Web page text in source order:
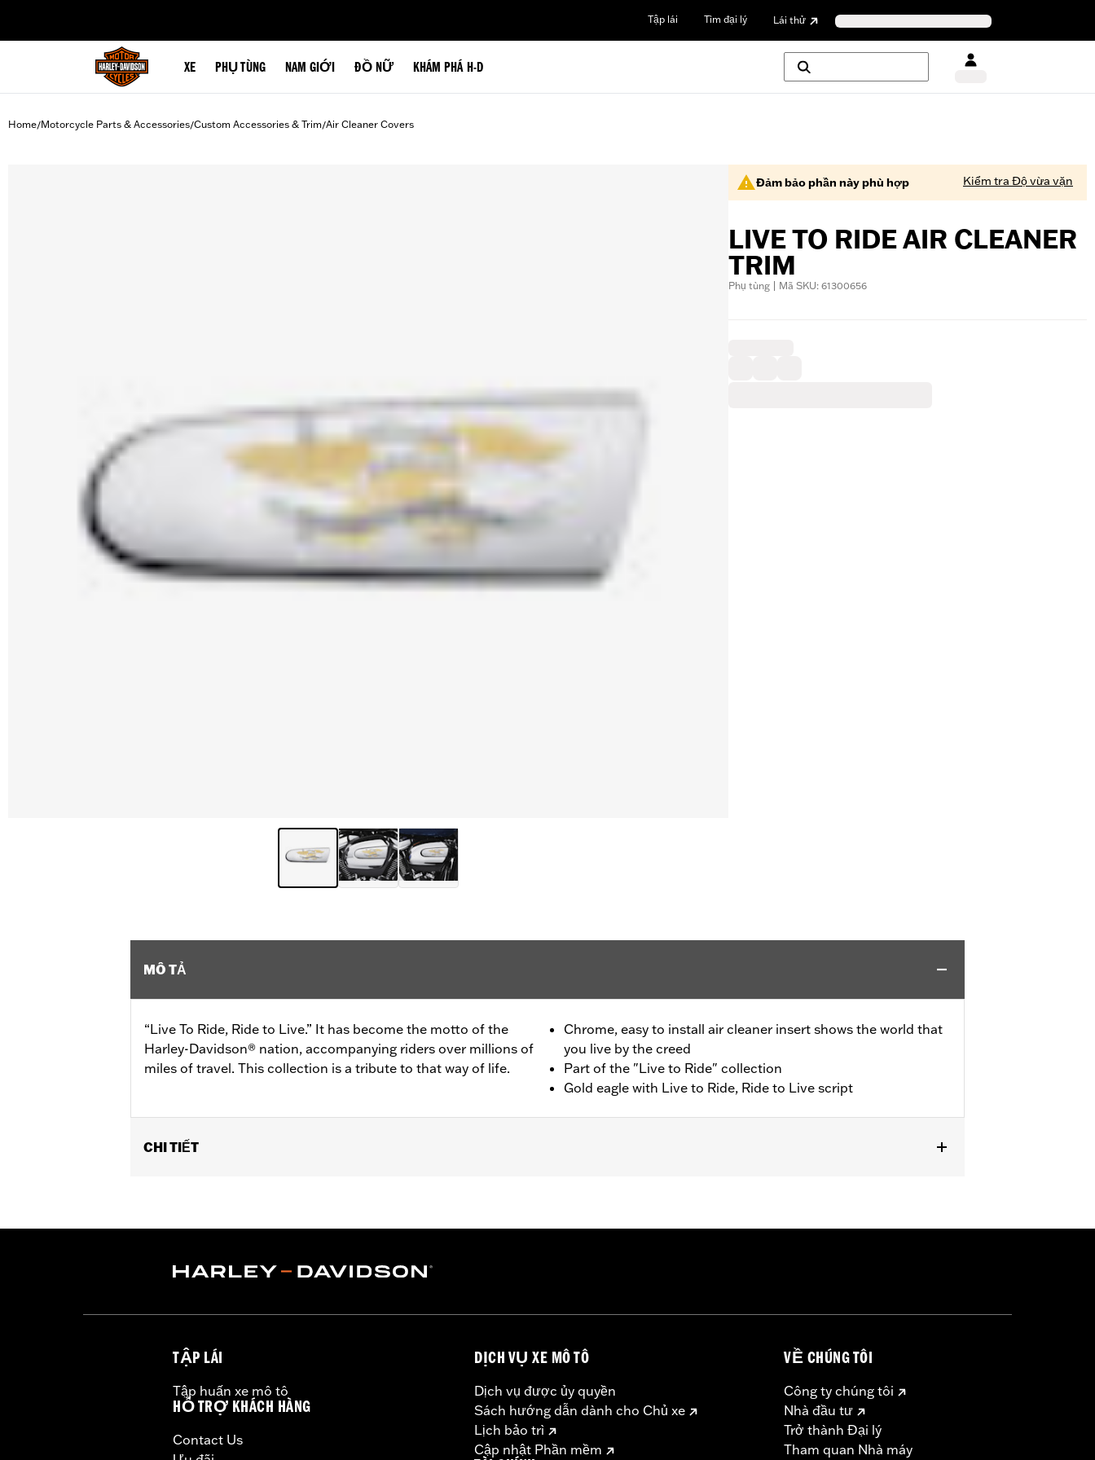
Tập lái Tìm đại lý Lái thử
XE PHỤ TÙNG NAM GIỚI ĐỒ NỮ KHÁM PHÁ H-D
Home/Motorcycle Parts & Accessories/Custom Accessories & Trim/Air Cleaner Covers
Đảm bảo phần này phù hợp Kiểm tra Độ vừa vặn
LIVE TO RIDE AIR CLEANER
TRIM
Phụ tùng | Mã SKU: 61300656
MÔ TẢ
“Live To Ride, Ride to Live.” It has become the motto of the
Harley-Davidson® nation, accompanying riders over millions of
miles of travel. This collection is a tribute to that way of life.
Chrome, easy to install air cleaner insert shows the world that
you live by the creed
Part of the "Live to Ride" collection
Gold eagle with Live to Ride, Ride to Live script
CHI TIẾT
Installation Instructions
Sold In Units:Each
TẬP LÁI
Tập huấn xe mô tô
HỖ TRỢ KHÁCH HÀNG
Contact Us
DỊCH VỤ XE MÔ TÔ
Dịch vụ được ủy quyền
Sách hướng dẫn dành cho Chủ xe
Lịch bảo trì
Cập nhật Phần mềm
VỀ CHÚNG TÔI
Công ty chúng tôi
Nhà đầu tư
Trở thành Đại lý
Tham quan Nhà máy